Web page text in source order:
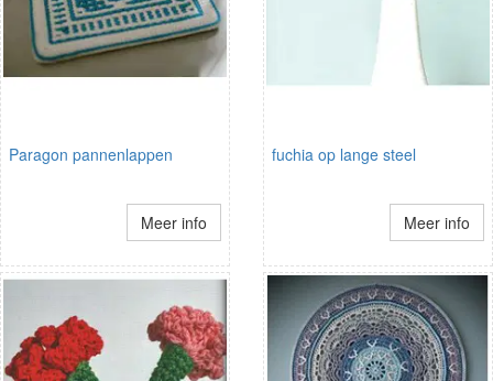
Paragon pannenlappen
Meer info
fuchia op lange steel
Meer info